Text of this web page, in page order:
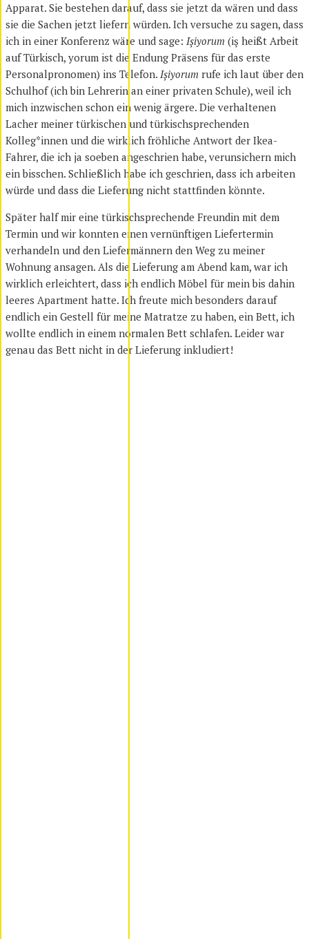
Apparat. Sie bestehen darauf, dass sie jetzt da wären und dass
sie die Sachen jetzt liefern würden. Ich versuche zu sagen, dass
ich in einer Konferenz wäre und sage: Işiyorum (iş heißt Arbeit
auf Türkisch, yorum ist die Endung Präsens für das erste
Personalpronomen) ins Telefon. Işiyorum rufe ich laut über den
Schulhof (ich bin Lehrerin an einer privaten Schule), weil ich
mich inzwischen schon ein wenig ärgere. Die verhaltenen
Lacher meiner türkischen und türkischsprechenden
Kolleg*innen und die wirklich fröhliche Antwort der Ikea-
Fahrer, die ich ja soeben angeschrien habe, verunsichern mich
ein bisschen. Schließlich habe ich geschrien, dass ich arbeiten
würde und dass die Lieferung nicht stattfinden könnte.
Später half mir eine türkischsprechende Freundin mit dem
Termin und wir konnten einen vernünftigen Liefertermin
verhandeln und den Liefermännern den Weg zu meiner
Wohnung ansagen. Als die Lieferung am Abend kam, war ich
wirklich erleichtert, dass ich endlich Möbel für mein bis dahin
leeres Apartment hatte. Ich freute mich besonders darauf
endlich ein Gestell für meine Matratze zu haben, ein Bett, ich
wollte endlich in einem normalen Bett schlafen. Leider war
genau das Bett nicht in der Lieferung inkludiert!